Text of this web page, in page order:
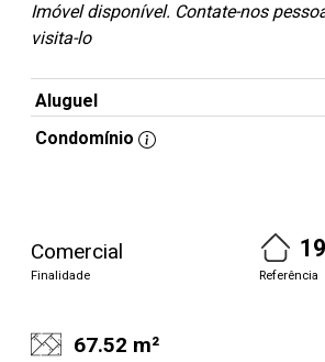
Imóvel disponível. Contate-nos
visita-lo
Aluguel
Condomínio
Comercial
Finalidade Referência
67.52 m²